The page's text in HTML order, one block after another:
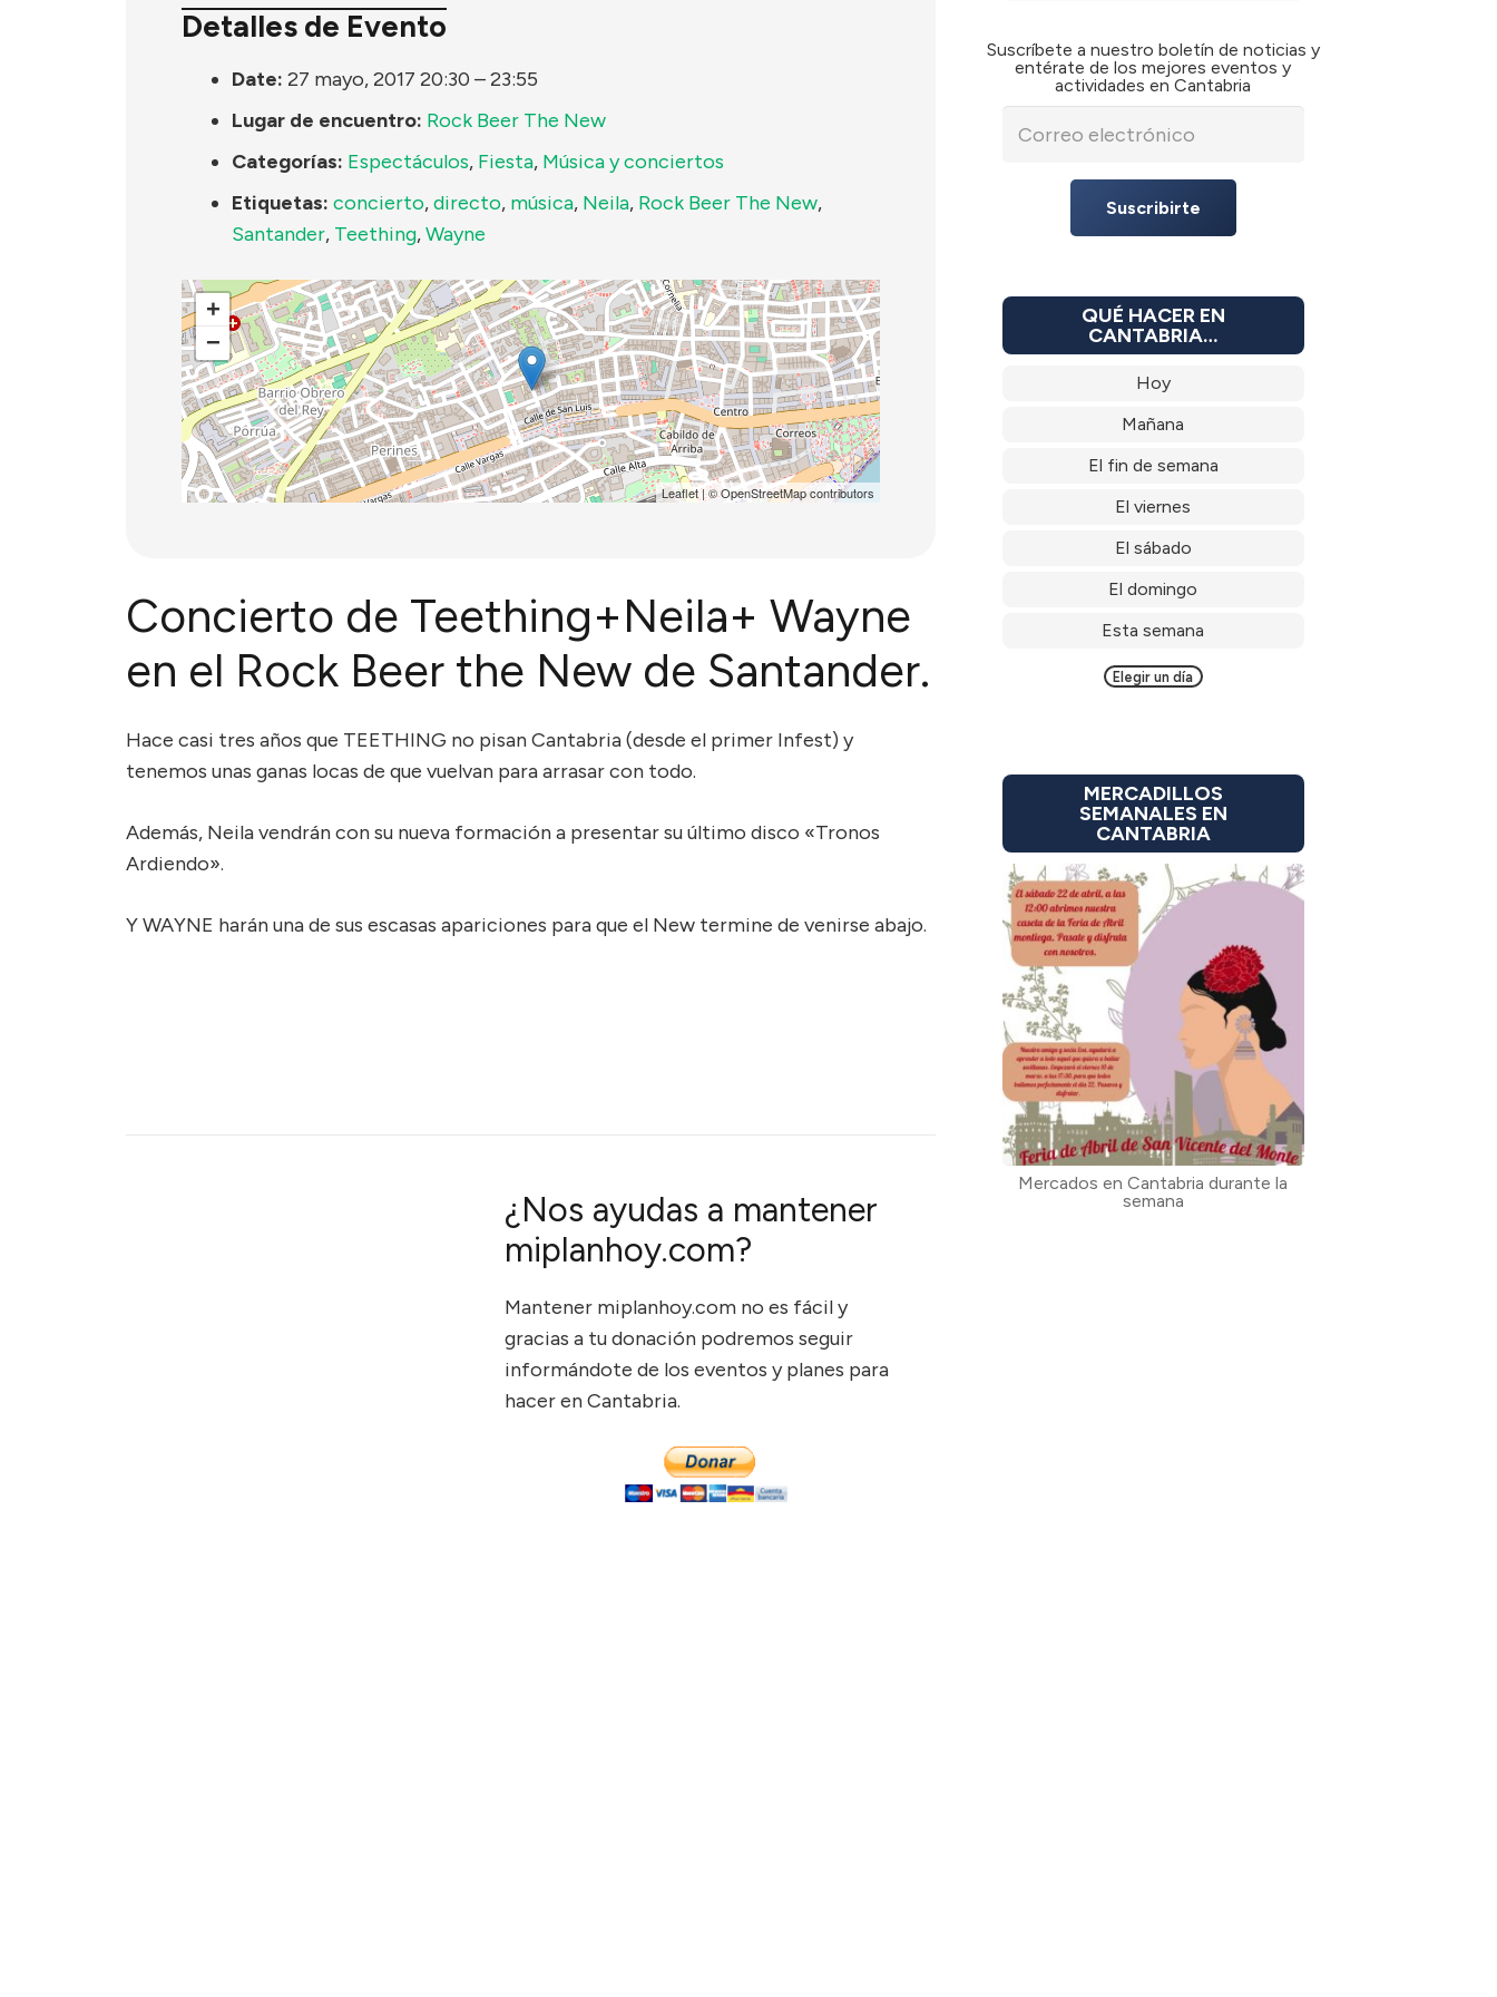
Detalles de Evento
Date: 27 mayo, 2017 20:30 –23:55
Lugar de encuentro: Rock Beer The New
Categorías: Espectáculos, Fiesta, Música y conciertos
Etiquetas: concierto,directo, música, Neila, Rock Beer The New,
Santander, Teething,Wayne
+
−
Leaflet| ©OpenStreetMapcontributors
Concierto de Teething+Neila+ Wayne
en el Rock Beer the New de Santander.
Hace casi tres años que TEETHING no pisan Cantabria (desde el primer Infest) y
tenemos unas ganas locas de que vuelvan para arrasar con todo.
Además, Neila vendrán con su nueva formación a presentar su último disco «Tronos
Ardiendo».
Y WAYNE harán una de sus escasas apariciones para que el New termine de venirse abajo.
¿Nos ayudas a mantener
miplanhoy.com?
Mantener miplanhoy.com no es fácil y
gracias a tu donación podremos seguir
informándote de los eventos y planes para
hacer en Cantabria.
Suscríbete a nuestro boletín de noticias y
entérate de los mejores eventos y
actividades en Cantabria
Suscribirte
QUÉ HACER EN
CANTABRIA…
Hoy
Mañana
El fin de semana
El viernes
El sábado
El domingo
Esta semana
Elegir un día
MERCADILLOS
SEMANALES EN
CANTABRIA
Mercados en Cantabria durante la
semana